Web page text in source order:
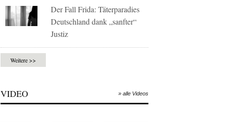
Der Fall Frida: Täterparadies
Deutschland dank „sanfter“
Justiz
Weitere >>
VIDEO » alle Videos